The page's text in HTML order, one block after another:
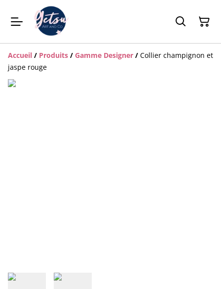
Accueil / Produits / Gamme Designer / Collier champignon et
jaspe rouge